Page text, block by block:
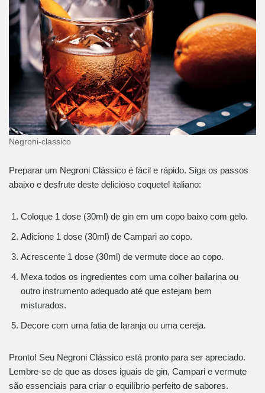
Negroni-classico
Preparar um Negroni Clássico é fácil e rápido. Siga os passos
abaixo e desfrute deste delicioso coquetel italiano:
Coloque 1 dose (30ml) de gin em um copo baixo com gelo.
Adicione 1 dose (30ml) de Campari ao copo.
Acrescente 1 dose (30ml) de vermute doce ao copo.
Mexa todos os ingredientes com uma colher bailarina ou
outro instrumento adequado até que estejam bem
misturados.
Decore com uma fatia de laranja ou uma cereja.
Pronto! Seu Negroni Clássico está pronto para ser apreciado.
Lembre-se de que as doses iguais de gin, Campari e vermute
são essenciais para criar o equilíbrio perfeito de sabores.